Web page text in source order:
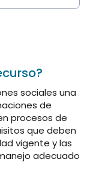
sociales una
de
procesos de
que deben
vigente y las
adecuado